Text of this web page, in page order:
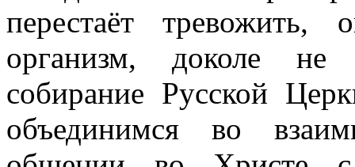
перестаёт тревожить,
организм, доколе не
собирание Русской
объединимся во